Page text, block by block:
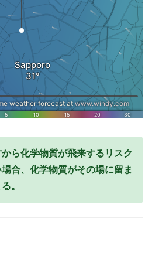
ら化学物質が飛来するリスク
合、化学物質がその場に留ま
。